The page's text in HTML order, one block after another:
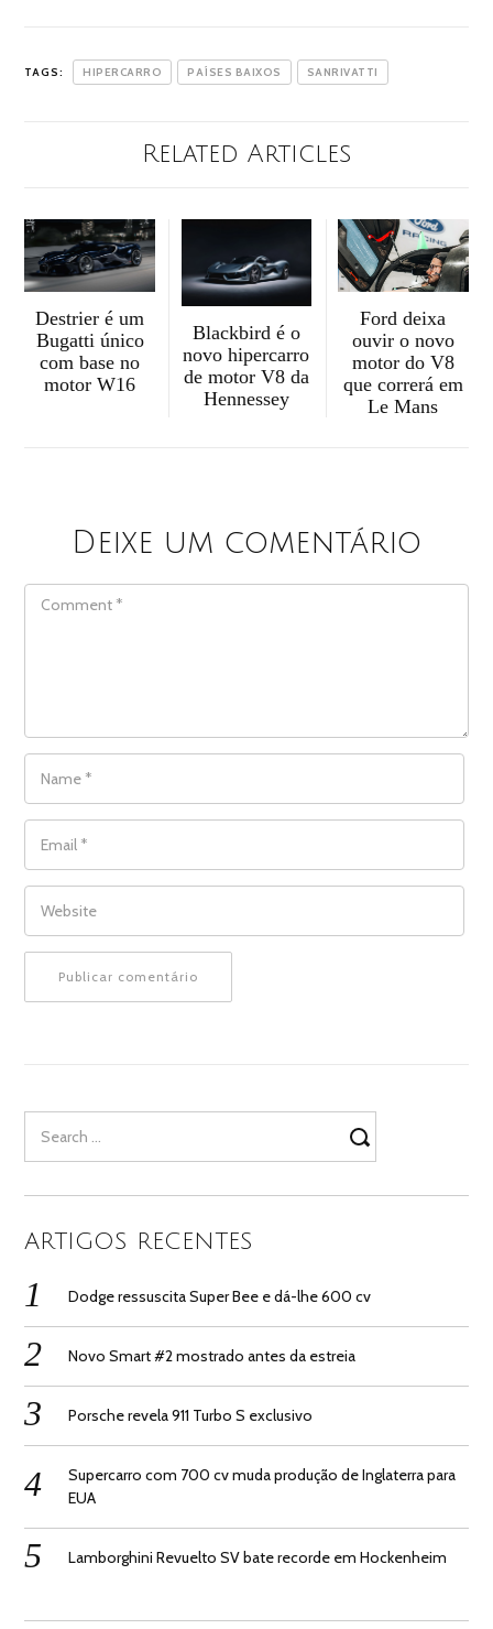
TAGS: HIPERCARRO PAÍSES BAIXOS SANRIVATTI
Related Articles
Destrier é um
Bugatti único
com base no
motor W16
Blackbird é o
novo hipercarro
de motor V8 da
Hennessey
Ford deixa
ouvir o novo
motor do V8
que correrá em
Le Mans
Deixe um comentário
for:
ARTIGOS RECENTES
Dodge ressuscita Super Bee e dá-lhe 600 cv
Novo Smart #2 mostrado antes da estreia
Porsche revela 911 Turbo S exclusivo
Supercarro com 700 cv muda produção de Inglaterra para
EUA
Lamborghini Revuelto SV bate recorde em Hockenheim